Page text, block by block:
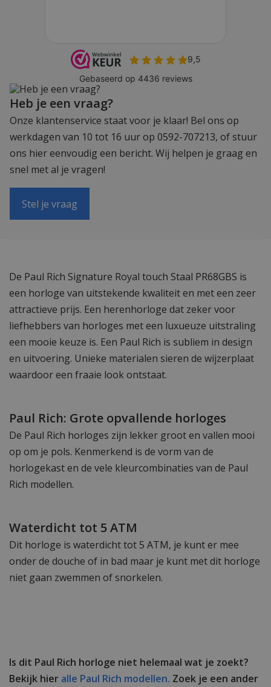
Heb je een vraag?
Onze klantenservice staat voor je klaar! Bel ons op
werkdagen van 10 tot 16 uur op 0592-707213, of stuur
ons hier eenvoudig een bericht. Wij helpen je graag en
snel met al je vragen!
Stel je vraag
De Paul Rich Signature Royal touch Staal PR68GBS is
een horloge van uitstekende kwaliteit en met een zeer
attractieve prijs. Een herenhorloge dat zeker voor
liefhebbers van horloges met een luxueuze uitstraling
een mooie keuze is. Een Paul Rich is subliem in design
en uitvoering. Unieke materialen sieren de wijzerplaat
waardoor een fraaie look ontstaat.
Paul Rich: Grote opvallende horloges
De Paul Rich horloges zijn lekker groot en vallen mooi
op om je pols. Kenmerkend is de vorm van de
horlogekast en de vele kleurcombinaties van de Paul
Rich modellen.
Waterdicht tot 5 ATM
Dit horloge is waterdicht tot 5 ATM, je kunt er mee
onder de douche of in bad maar je kunt met dit horloge
niet gaan zwemmen of snorkelen.
Is dit Paul Rich horloge niet helemaal wat je zoekt?
Bekijk hier alle Paul Rich modellen. Zoek je een ander